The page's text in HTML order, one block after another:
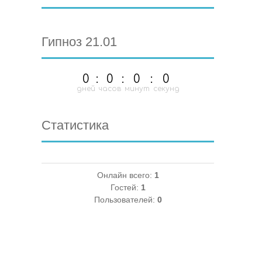
Гипноз 21.01
0
дней
: 0
часов
: 0
минут
: 0
секунд
Статистика
Онлайн всего: 1
Гостей: 1
Пользователей: 0